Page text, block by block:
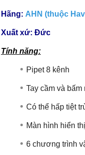
Hãng: AHN (thuộc
Xuất xứ: Đức
Tính năng:
Pipet 8 kênh
Tay cầm và
Có thể hấp tiệt
Màn hình hiển
6 chương trình